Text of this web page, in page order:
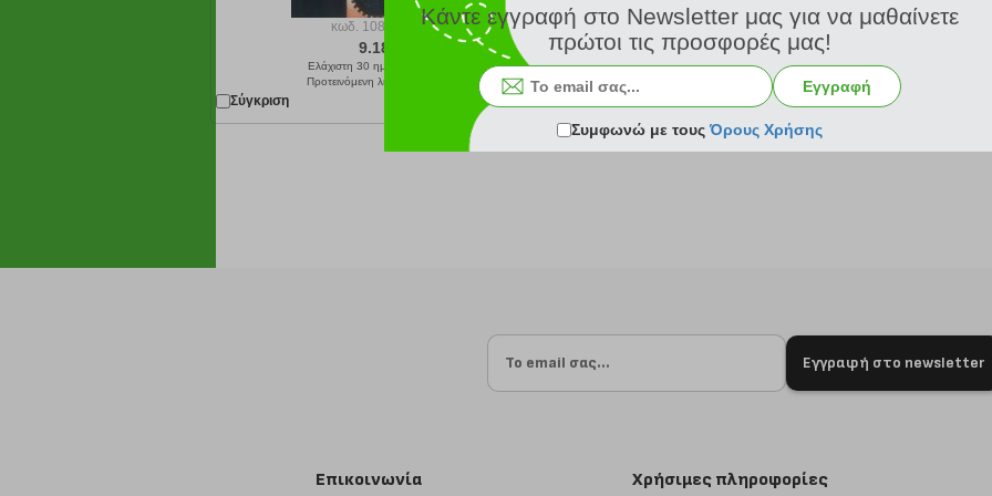
κωδ. 108095265
9.18 €
Ελάχιστη 30 ημερών 10.20 €
Προτεινόμενη λιανική 10.20 €
Σύγκριση Παράδοση σε 4-6 μέρες
Εγγραφή στο newsletter
Επικοινωνία Χρήσιμες πληροφορίες
Κάντε εγγραφή στο Newsletter μας για να μαθαίνετε
πρώτοι τις προσφορές μας!
Εγγραφή
Συμφωνώ με τουςΌρους Χρήσης